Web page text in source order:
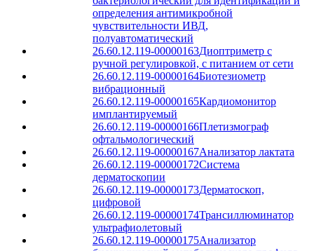
определения антимикробной
чувствительности ИВД,
полуавтоматический
26.60.12.119-00000163Диоптриметр с
ручной регулировкой, с питанием от сети
26.60.12.119-00000164Биотезиометр
вибрационный
26.60.12.119-00000165Кардиомонитор
имплантируемый
26.60.12.119-00000166Плетизмограф
офтальмологический
26.60.12.119-00000167Анализатор лактата
26.60.12.119-00000172Система
дерматоскопии
26.60.12.119-00000173Дерматоскоп,
цифровой
26.60.12.119-00000174Трансиллюминатор
ультрафиолетовый
26.60.12.119-00000175Анализатор